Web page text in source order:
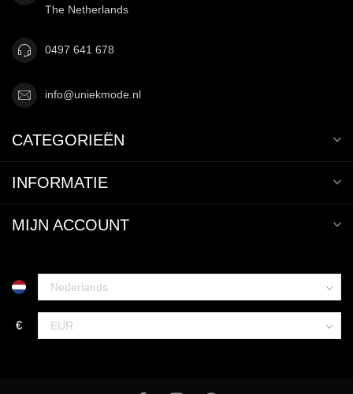
The Netherlands
0497 641 678
info@uniekmode.nl
CATEGORIEËN
INFORMATIE
MIJN ACCOUNT
€